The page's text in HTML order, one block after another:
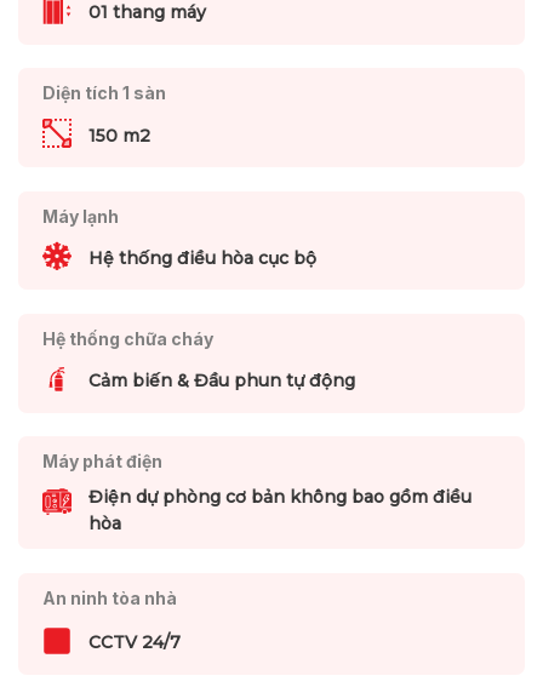
01 thang máy
Diện tích 1 sàn
150 m2
Máy lạnh
Hệ thống điều hòa cục bộ
Hệ thống chữa cháy
Cảm biến & Đầu phun tự động
Máy phát điện
Điện dự phòng cơ bản không bao gồm điều
hòa
An ninh tòa nhà
CCTV 24/7